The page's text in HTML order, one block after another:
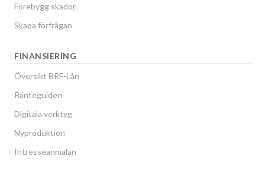
Förebygg skador
Skapa förfrågan
FINANSIERING
Översikt BRF-Lån
Ränteguiden
Digitala verktyg
Nyproduktion
Intresseanmälan